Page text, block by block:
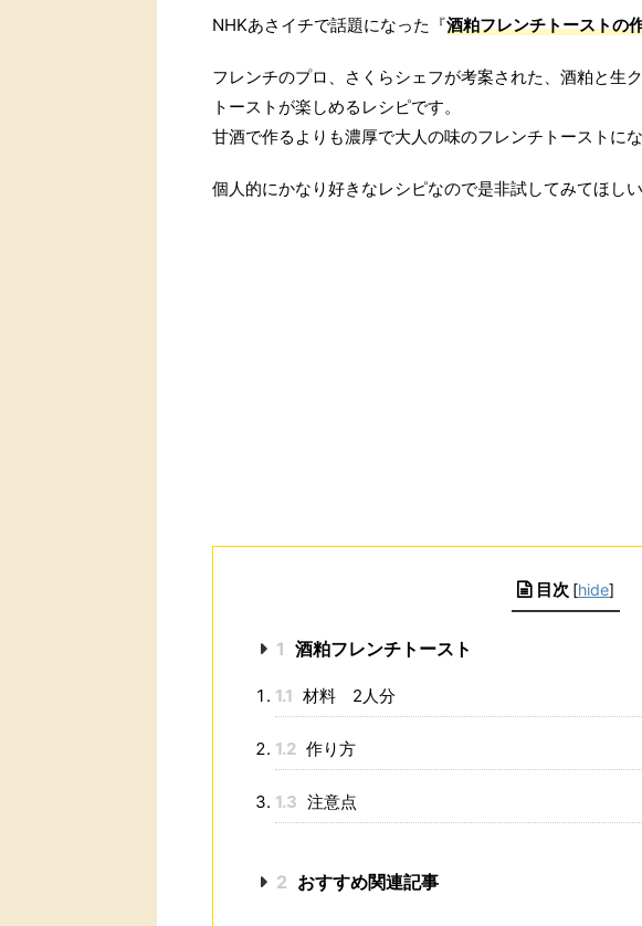
NHKあさイチで話題になった『酒粕フレンチトーストの
フレンチのプロ、さくらシェフが考案された、酒粕と生
トーストが楽しめるレシピです。
甘酒で作るよりも濃厚で大人の味のフレンチトーストにな
個人的にかなり好きなレシピなので是非試してみてほしい
目次 [hide]
1 酒粕フレンチトースト
1.1 材料 2人分
1.2 作り方
1.3 注意点
2 おすすめ関連記事